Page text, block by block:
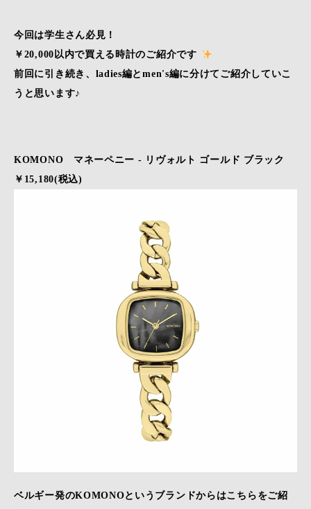
今回は学生さん必見！
￥20,000以内で買える時計のご紹介です
前回に引き続き、ladies編とmen's編に分けてご紹介していこ
うと思います♪
KOMONO マネーペニー - リヴォルト ゴールド ブラック
￥15,180(税込)
ベルギー発のKOMONOというブランドからはこちらをご紹